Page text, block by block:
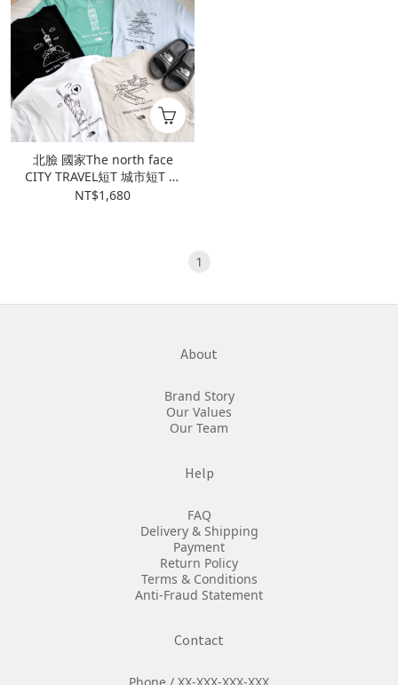
北臉 國家The north face
CITY TRAVEL短T 城市短T 城
市旅遊 NT7UN25
NT$1,680
1
About
Brand Story
Our Values
Our Team
Help
FAQ
Delivery & Shipping
Payment
Return Policy
Terms & Conditions
Anti-Fraud Statement
Contact